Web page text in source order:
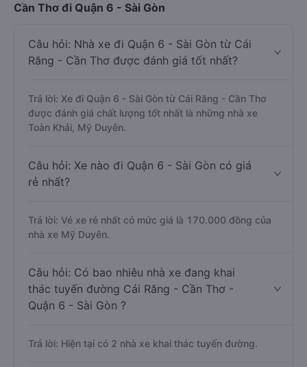
Cần Thơ đi Quận 6 - Sài Gòn
Câu hỏi: Nhà xe đi Quận 6 - Sài Gòn từ Cái
Răng - Cần Thơ được đánh giá tốt nhất?
Trả lời: Xe đi Quận 6 - Sài Gòn từ Cái Răng - Cần Thơ
được đánh giá chất lượng tốt nhất là những nhà xe
Toàn Khải, Mỹ Duyên.
Câu hỏi: Xe nào đi Quận 6 - Sài Gòn có giá
rẻ nhất?
Trả lời: Vé xe rẻ nhất có mức giá là 170.000 đồng của
nhà xe Mỹ Duyên.
Câu hỏi: Có bao nhiêu nhà xe đang khai
thác tuyến đường Cái Răng - Cần Thơ -
Quận 6 - Sài Gòn ?
Trả lời: Hiện tại có 2 nhà xe khai thác tuyến đường.